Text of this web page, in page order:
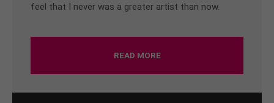
feel that I never was a greater artist than now.
READ MORE